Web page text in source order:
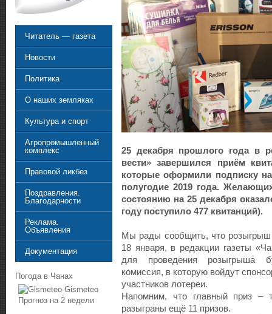
25 декабря прошлого года в
вести» завершился приём
которые оформили подписку
полугодие 2019 года.
состоянию на 25 декабря
году поступило 477 квитанций).
Мы рады сообщить, что розыгрыш
18 января, в редакции газеты
для проведения розыгрыша
комиссия, в которую войдут
участников лотереи.
Напомним, что главный приз –
разыграны ещё 11 призов.
Читатель — газета
Новости
Политика
О наших земляках
Культура и спорт
Агропромышленный
комплекс
Правовой ликбез
Поздравления.
Благодарности
Реклама.
Объявления
Документация
Погода в Чанах
Gismeteo
Прогноз на 2 недели